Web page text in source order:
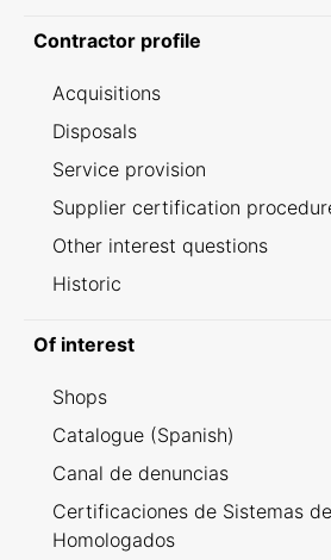
Contractor profile
Acquisitions
Disposals
Service provision
Supplier certification
Other interest questions
Historic
Of interest
Shops
Catalogue (Spanish)
Canal de denuncias
Certificaciones de Sistemas
Homologados